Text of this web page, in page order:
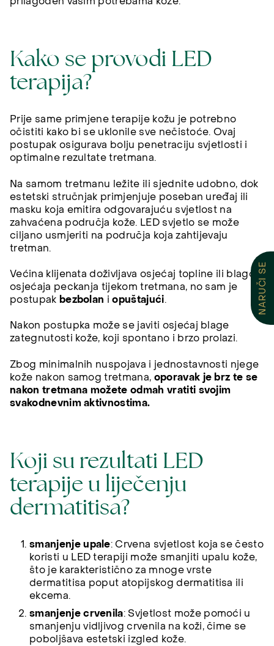
Kako se provodi LED
terapija?
Prije same primjene terapije kožu je potrebno
očistiti kako bi se uklonile sve nečistoće. Ovaj
postupak osigurava bolju penetraciju svjetlosti i
optimalne rezultate tretmana.
Na samom tretmanu ležite ili sjednite udobno, dok
estetski stručnjak primjenjuje poseban uređaj ili
masku koja emitira odgovarajuću svjetlost na
zahvaćena područja kože. LED svjetlo se može
ciljano usmjeriti na područja koja zahtijevaju
tretman.
Većina klijenata doživljava osjećaj topline ili blagog
osjećaja peckanja tijekom tretmana, no sam je
postupak bezbolan iopuštajući.
Nakon postupka može se javiti osjećaj blage
zategnutosti kože, koji spontano i brzo prolazi.
Zbog minimalnih nuspojava i jednostavnosti njege
kože nakon samog tretmana, oporavak je brz te se
nakon tretmana možete odmah vratiti svojim
svakodnevnim aktivnostima.
Koji su rezultati LED
terapije u liječenju
dermatitisa?
smanjenje upale: Crvena svjetlost koja se često
koristi u LED terapiji može smanjiti upalu kože,
što je karakteristično za mnoge vrste
dermatitisa poput atopijskog dermatitisa ili
ekcema.
smanjenje crvenila: Svjetlost može pomoći u
smanjenju vidljivog crvenila na koži, čime se
poboljšava estetski izgled kože.
NARUČI SE